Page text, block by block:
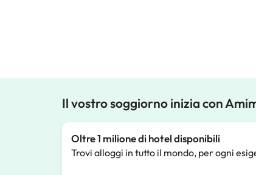
Il vostro soggiorno inizia con
Oltre 1 milione di hotel disponibili
Trovi alloggi in tutto il mondo, per ogni